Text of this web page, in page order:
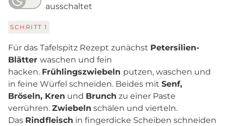
ausschaltet
SCHRITT 1
Für das Tafelspitz Rezept zunächst Petersilien-
Blätter waschen und fein
hacken. Frühlingszwiebeln putzen, waschen und
in feine Würfel schneiden. Beides mit Senf,
Bröseln, Kren und Brunch zu einer Paste
verrühren. Zwiebeln schälen und vierteln.
Das Rindfleisch in fingerdicke Scheiben schneiden